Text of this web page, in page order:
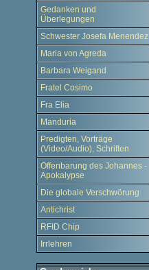
Gedanken und
Überlegungen
Schwester Josefa Menendez
Maria von Agreda
Barbara Weigand
Fratel Cosimo
Fra Elia
Manduria
Predigten, Vorträge
(Video/Audio), Schriften
Offenbarung des Johannes -
Apokalypse
Die globale Verschwörung
Antichrist
RFID Chip
Irrlehren